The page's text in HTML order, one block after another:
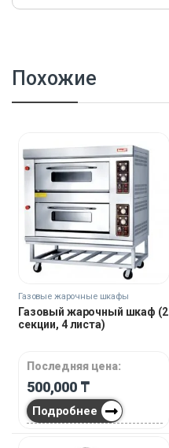
Похожие
Газовые жарочные шкафы
Газовый жарочный шкаф (2
секции, 4 листа)
Последняя цена:
500,000 ₸
Подробнее